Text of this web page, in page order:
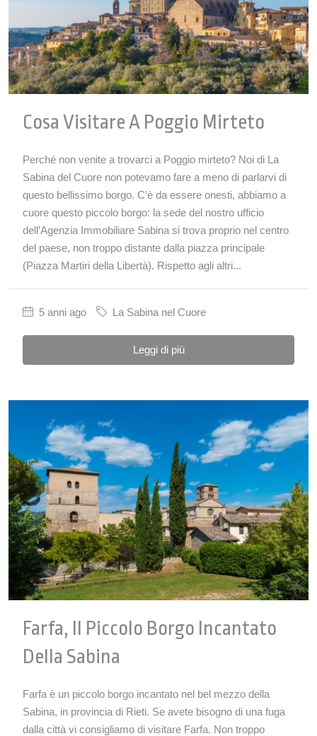
Cosa Visitare A Poggio Mirteto
Perché non venite a trovarci a Poggio mirteto? Noi di La
Sabina del Cuore non potevamo fare a meno di parlarvi di
questo bellissimo borgo. C’è da essere onesti, abbiamo a
cuore questo piccolo borgo: la sede del nostro ufficio
dell’Agenzia Immobiliare Sabina si trova proprio nel centro
del paese, non troppo distante dalla piazza principale
(Piazza Martiri della Libertà). Rispetto agli altri...
5 anni ago La Sabina nel Cuore
Leggi di più
Farfa, Il Piccolo Borgo Incantato
Della Sabina
Farfa è un piccolo borgo incantato nel bel mezzo della
Sabina, in provincia di Rieti. Se avete bisogno di una fuga
dalla città vi consigliamo di visitare Farfa. Non troppo